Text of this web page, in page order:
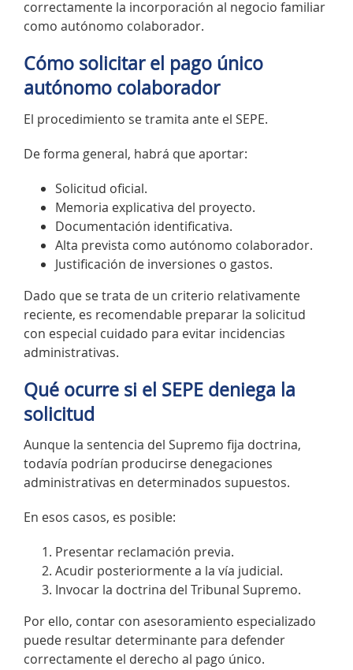
correctamente la incorporación al negocio familiar
como autónomo colaborador.
Cómo solicitar el pago único
autónomo colaborador
El procedimiento se tramita ante el SEPE.
De forma general, habrá que aportar:
Solicitud oficial.
Memoria explicativa del proyecto.
Documentación identificativa.
Alta prevista como autónomo colaborador.
Justificación de inversiones o gastos.
Dado que se trata de un criterio relativamente
reciente, es recomendable preparar la solicitud
con especial cuidado para evitar incidencias
administrativas.
Qué ocurre si el SEPE deniega la
solicitud
Aunque la sentencia del Supremo fija doctrina,
todavía podrían producirse denegaciones
administrativas en determinados supuestos.
En esos casos, es posible:
Presentar reclamación previa.
Acudir posteriormente a la vía judicial.
Invocar la doctrina del Tribunal Supremo.
Por ello, contar con asesoramiento especializado
puede resultar determinante para defender
correctamente el derecho al pago único.